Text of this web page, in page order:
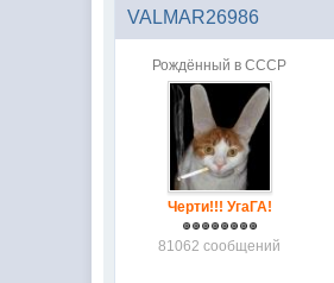
VALMAR26986
Рождённый в СССР
Черти!!! УгаГА!
81062 сообщений